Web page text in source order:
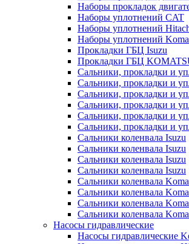
Наборы прокладок
Наборы уплотнений CAT
Наборы уплотнений
Наборы уплотнений
Прокладки ГБЦ Isuzu
Прокладки ГБЦ
Сальники, прокладки и
Сальники, прокладки и
Сальники, прокладки и
Сальники, прокладки и
Сальники, прокладки и
Сальники, прокладки и
Сальники коленвала Isuzu
Сальники коленвала Isuzu
Сальники коленвала Isuzu
Сальники коленвала Isuzu
Сальники коленвала
Сальники коленвала
Сальники коленвала
Сальники коленвала
Насосы гидравлические
Насосы гидравлические